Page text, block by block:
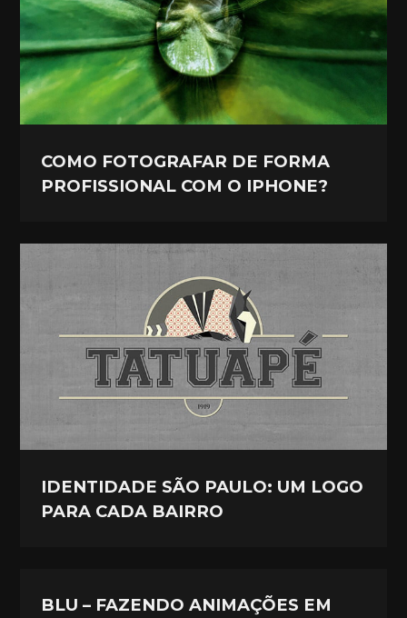
COMO FOTOGRAFAR DE FORMA
PROFISSIONAL COM O IPHONE?
IDENTIDADE SÃO PAULO: UM LOGO
PARA CADA BAIRRO
BLU – FAZENDO ANIMAÇÕES EM